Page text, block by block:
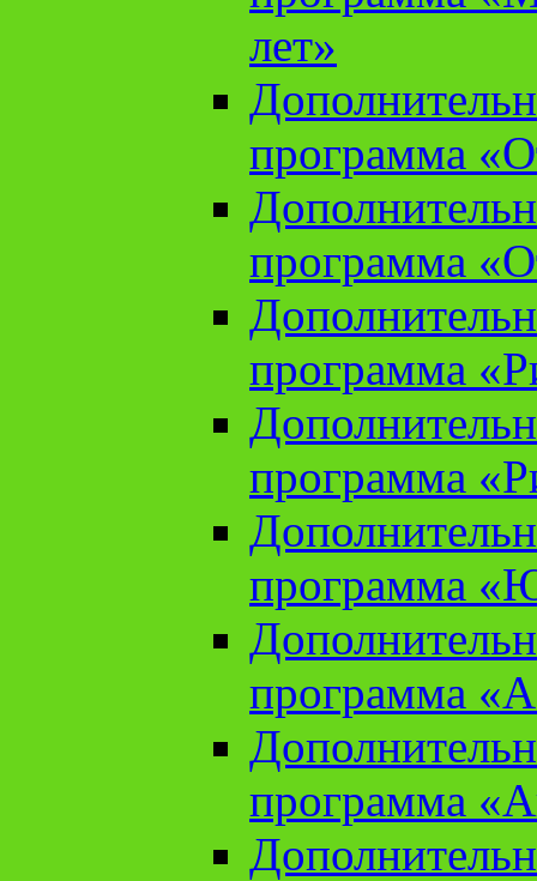
лет»
программа
программа
программа
программа
программа
программа
программа